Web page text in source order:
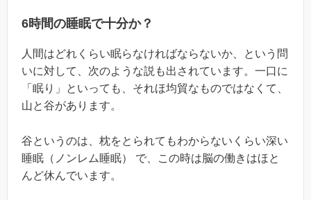
6時間の睡眠で十分か？
人間はどれくらい眠らなければならないか、という問
いに対して、次のような説も出されています。一口に
「眠り」といっても、それほ均貿なものではなくて、
山と谷があります。
谷というのは、枕をとられてもわからないくらい深い
睡眠（ノンレム睡眠） で、この時は脳の働きはほと
んど休んでいます。